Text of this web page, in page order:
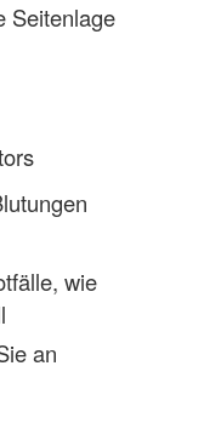
Seitenlage
wie
an